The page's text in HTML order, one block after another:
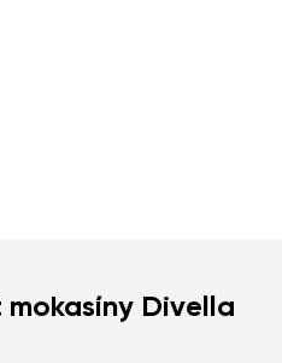
Divella